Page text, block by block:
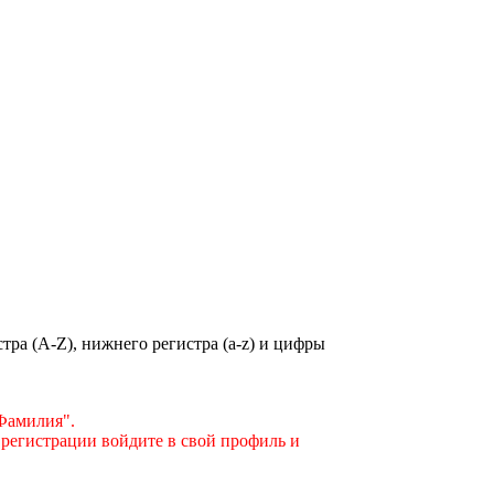
(A-Z), нижнего регистра (a-z) и цифры
войдите в свой профиль и